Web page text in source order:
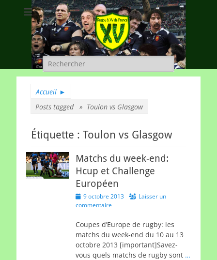
Rugby à XV de
France
A chacun son rugby
Rechercher :
Accueil ►
Posts tagged » Toulon vs Glasgow
Étiquette : Toulon vs Glasgow
Matchs du week-end:
Hcup et Challenge
Européen
Posted
on
9 octobre 2013
Laisser un
commentaire
Coupes d’Europe de rugby: les
matchs du week-end du 10 au 13
octobre 2013 [important]Savez-
vous quels matchs de rugby sont …